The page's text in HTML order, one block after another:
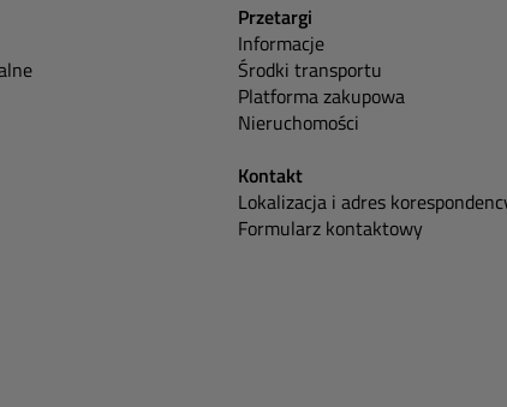
Przetargi
Informacje
Środki transportu
Platforma zakupowa
Nieruchomości
Kontakt
Lokalizacja i adres
Formularz kontaktowy